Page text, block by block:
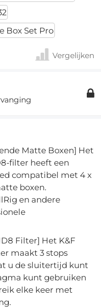
Box Set Pro
Vergelijken
Matte Boxen] Het
filter heeft een
compatibel met 4 x
boxen.
en andere
Filter] Het K&F
maakt 3 stops
u de sluitertijd kunt
kunt gebruiken
elke keer met